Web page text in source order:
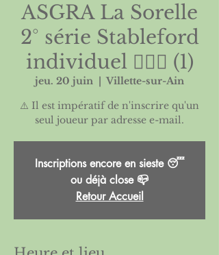
ASGRA La Sorelle
2° série Stableford
individuel 🏌🏻‍♀️ (1)
jeu. 20 juin
  |
Villette-sur-Ain
⚠️ Il est impératif de n'inscrire qu'un
Inscriptions encore en sieste 😴
ou déjà close 📪
Retour Accueil